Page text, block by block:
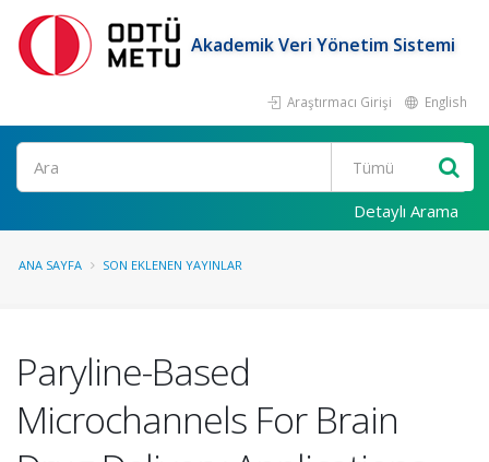
Akademik Veri Yönetim Sistemi
Araştırmacı Girişi English
Ara
Detaylı Arama
ANA SAYFA SON EKLENEN YAYINLAR
Paryline-Based
Microchannels For Brain